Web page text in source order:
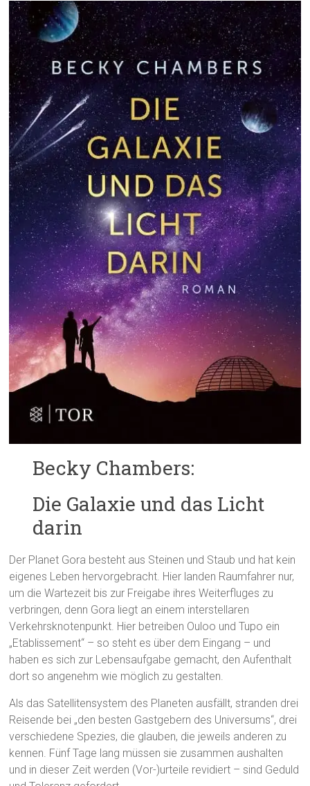
Becky Chambers:
Die Galaxie und das Licht
darin
Der Planet Gora besteht aus Steinen und Staub und hat kein
eigenes Leben hervorgebracht. Hier landen Raumfahrer nur,
um die Wartezeit bis zur Freigabe ihres Weiterfluges zu
verbringen, denn Gora liegt an einem interstellaren
Verkehrsknotenpunkt. Hier betreiben Ouloo und Tupo ein
„Etablissement“ – so steht es über dem Eingang – und
haben es sich zur Lebensaufgabe gemacht, den Aufenthalt
dort so angenehm wie möglich zu gestalten.
Als das Satellitensystem des Planeten ausfällt, stranden drei
Reisende bei „den besten Gastgebern des Universums“, drei
verschiedene Spezies, die glauben, die jeweils anderen zu
kennen. Fünf Tage lang müssen sie zusammen aushalten
und in dieser Zeit werden (Vor-)urteile revidiert – sind Geduld